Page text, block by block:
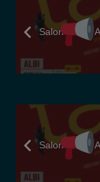
Salon TAF –
Salon TAF –